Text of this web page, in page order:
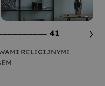
41
RELIGIJNYMI